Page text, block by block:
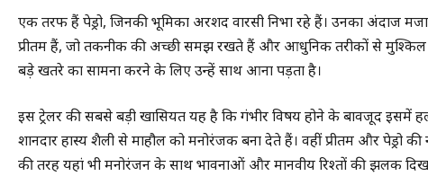
एक तरफ हैं पेड्रो, जिनकी भूमिका अरशद वारसी निभा रहे हैं। उनका अंदाज
प्रीतम हैं, जो तकनीक की अच्छी समझ रखते हैं और आधुनिक तरीकों से
बड़े खतरे का सामना करने के लिए उन्हें साथ आना पड़ता है।
इस ट्रेलर की सबसे बड़ी खासियत यह है कि गंभीर विषय होने के बावजूद इसमें
शानदार हास्य शैली से माहौल को मनोरंजक बना देते हैं। वहीं प्रीतम और पेड्रो
की तरह यहां भी मनोरंजन के साथ भावनाओं और मानवीय रिश्तों की झलक